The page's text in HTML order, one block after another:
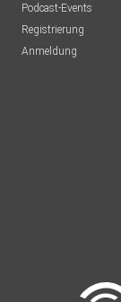
Podcast-Events
Registrierung
Anmeldung